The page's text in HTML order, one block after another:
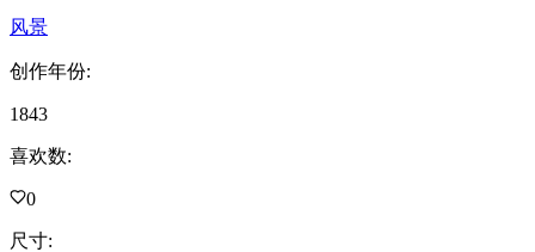
风景
创作年份:
1843
喜欢数:
0
尺寸: